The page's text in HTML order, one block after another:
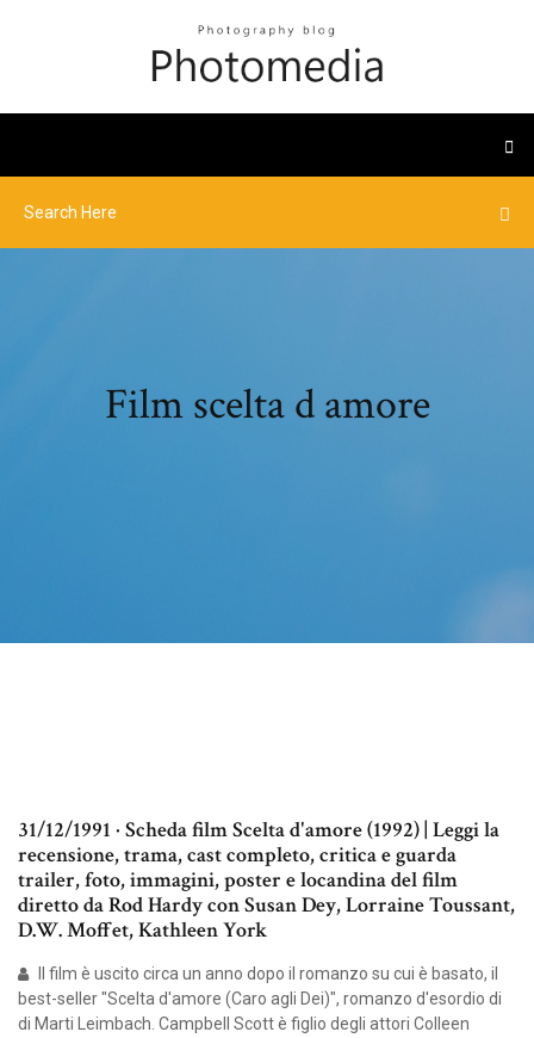
Film scelta d amore
31/12/1991 · Scheda film Scelta d'amore (1992) | Leggi la
recensione, trama, cast completo, critica e guarda
trailer, foto, immagini, poster e locandina del film
diretto da Rod Hardy con Susan Dey, Lorraine Toussant,
D.W. Moffet, Kathleen York
Il film è uscito circa un anno dopo il romanzo su cui è basato, il
best-seller "Scelta d'amore (Caro agli Dei)", romanzo d'esordio di
di Marti Leimbach. Campbell Scott è figlio degli attori Colleen